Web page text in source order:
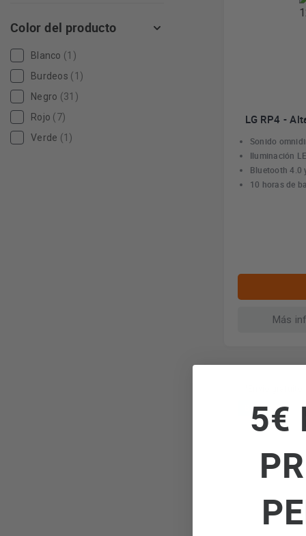
Color del producto
Blanco (1)
Burdeos (1)
Negro (31)
Rojo (7)
Verde (1)
LG RP4 -
Sonido
Iluminación
Bluetooth 4.0
10 horas de
Más
Bluetooth
5€